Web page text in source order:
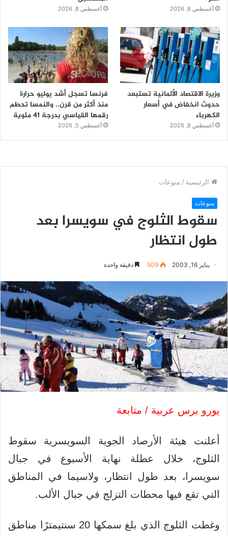
أغسطس 8, 2026 أغسطس 8, 2026
وزيرة الاقتصاد الألمانية تستبعد
حدوث انخفاض في أسعار
الكهرباء
أغسطس 8, 2026
فرنسا تسجل أشد يوليو حرارة
منذ أكثر من قرن.. والنمسا تحطم
رقمها القياسي بدرجة 41 مئوية
أغسطس 5, 2026